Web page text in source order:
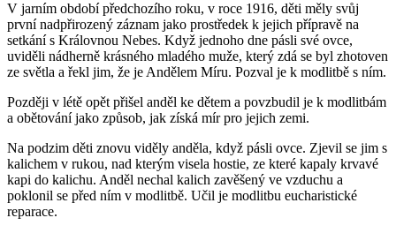
V jarním období předchozího roku, v roce 1916, děti měly svůj
první nadpřirozený záznam jako prostředek k jejich přípravě na
setkání s Královnou Nebes. Když jednoho dne pásli své ovce,
uviděli nádherně krásného mladého muže, který zdá se byl zhotoven
ze světla a řekl jim, že je Andělem Míru. Pozval je k modlitbě s ním.
Později v létě opět přišel anděl ke dětem a povzbudil je k modlitbám
a obětování jako způsob, jak získá mír pro jejich zemi.
Na podzim děti znovu viděly anděla, když pásli ovce. Zjevil se jim s
kalichem v rukou, nad kterým visela hostie, ze které kapaly krvavé
kapi do kalichu. Anděl nechal kalich zavěšený ve vzduchu a
poklonil se před ním v modlitbě. Učil je modlitbu eucharistické
reparace.